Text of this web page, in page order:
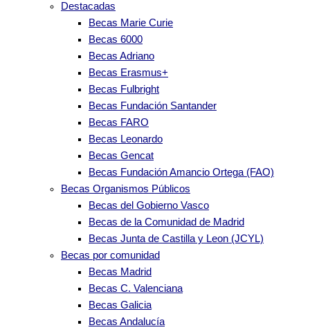
Destacadas
Becas Marie Curie
Becas 6000
Becas Adriano
Becas Erasmus+
Becas Fulbright
Becas Fundación Santander
Becas FARO
Becas Leonardo
Becas Gencat
Becas Fundación Amancio Ortega (FAO)
Becas Organismos Públicos
Becas del Gobierno Vasco
Becas de la Comunidad de Madrid
Becas Junta de Castilla y Leon (JCYL)
Becas por comunidad
Becas Madrid
Becas C. Valenciana
Becas Galicia
Becas Andalucía